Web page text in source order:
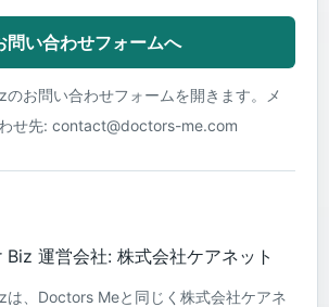
問い合わせフォームへ
お問い合わせフォームを開きます。メ
せ先: contact@doctors-me.com
運営会社: 株式会社ケアネット
、Doctors Meと同じく株式会社ケアネ